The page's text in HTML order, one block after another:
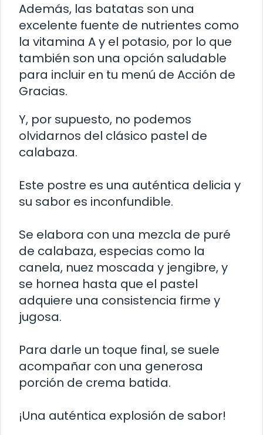
Además, las batatas son una
excelente fuente de nutrientes como
la vitamina A y el potasio, por lo que
también son una opción saludable
para incluir en tu menú de Acción de
Gracias.
Y, por supuesto, no podemos
olvidarnos del clásico pastel de
calabaza.
Este postre es una auténtica delicia y
su sabor es inconfundible.
Se elabora con una mezcla de puré
de calabaza, especias como la
canela, nuez moscada y jengibre, y
se hornea hasta que el pastel
adquiere una consistencia firme y
jugosa.
Para darle un toque final, se suele
acompañar con una generosa
porción de crema batida.
¡Una auténtica explosión de sabor!